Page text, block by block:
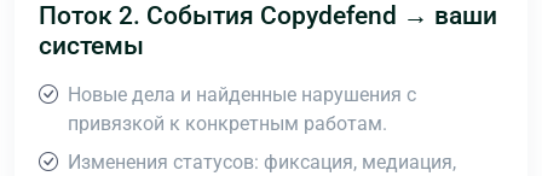
Поток 2. События Copydefend → ваши
системы
Новые дела и найденные нарушения с
привязкой к конкретным работам.
Изменения статусов: фиксация, медиация,